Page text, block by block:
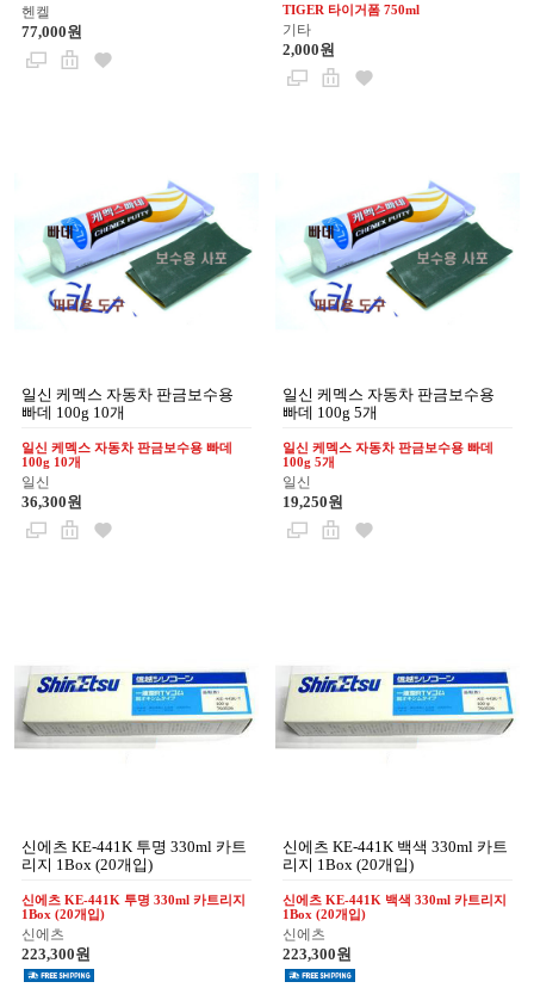
헨켈
77,000원
TIGER 타이거폼 750ml
기타
2,000원
일신 케멕스 자동차 판금보수용
빠데 100g 10개
일신 케멕스 자동차 판금보수용 빠데
100g 10개
일신
36,300원
일신 케멕스 자동차 판금보수용
빠데 100g 5개
일신 케멕스 자동차 판금보수용 빠데
100g 5개
일신
19,250원
신에츠 KE-441K 투명 330ml 카트
리지 1Box (20개입)
신에츠 KE-441K 투명 330ml 카트리지
1Box (20개입)
신에츠
223,300원
신에츠 KE-441K 백색 330ml 카트
리지 1Box (20개입)
신에츠 KE-441K 백색 330ml 카트리지
1Box (20개입)
신에츠
223,300원